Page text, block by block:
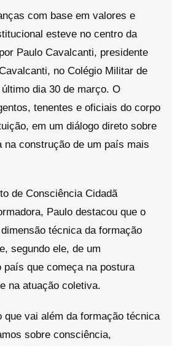
com base em valores e
esteve no centro da
Paulo Cavalcanti, presidente
no Colégio Militar de
dia 30 de março. O
tenentes e oficiais do corpo
em um diálogo direto sobre
na construção de um país mais
de Consciência Cidadã
Paulo destacou que o
técnica da formação
segundo ele, de um
que começa na postura
na atuação coletiva.
que vai além da formação técnica
sobre consciência,